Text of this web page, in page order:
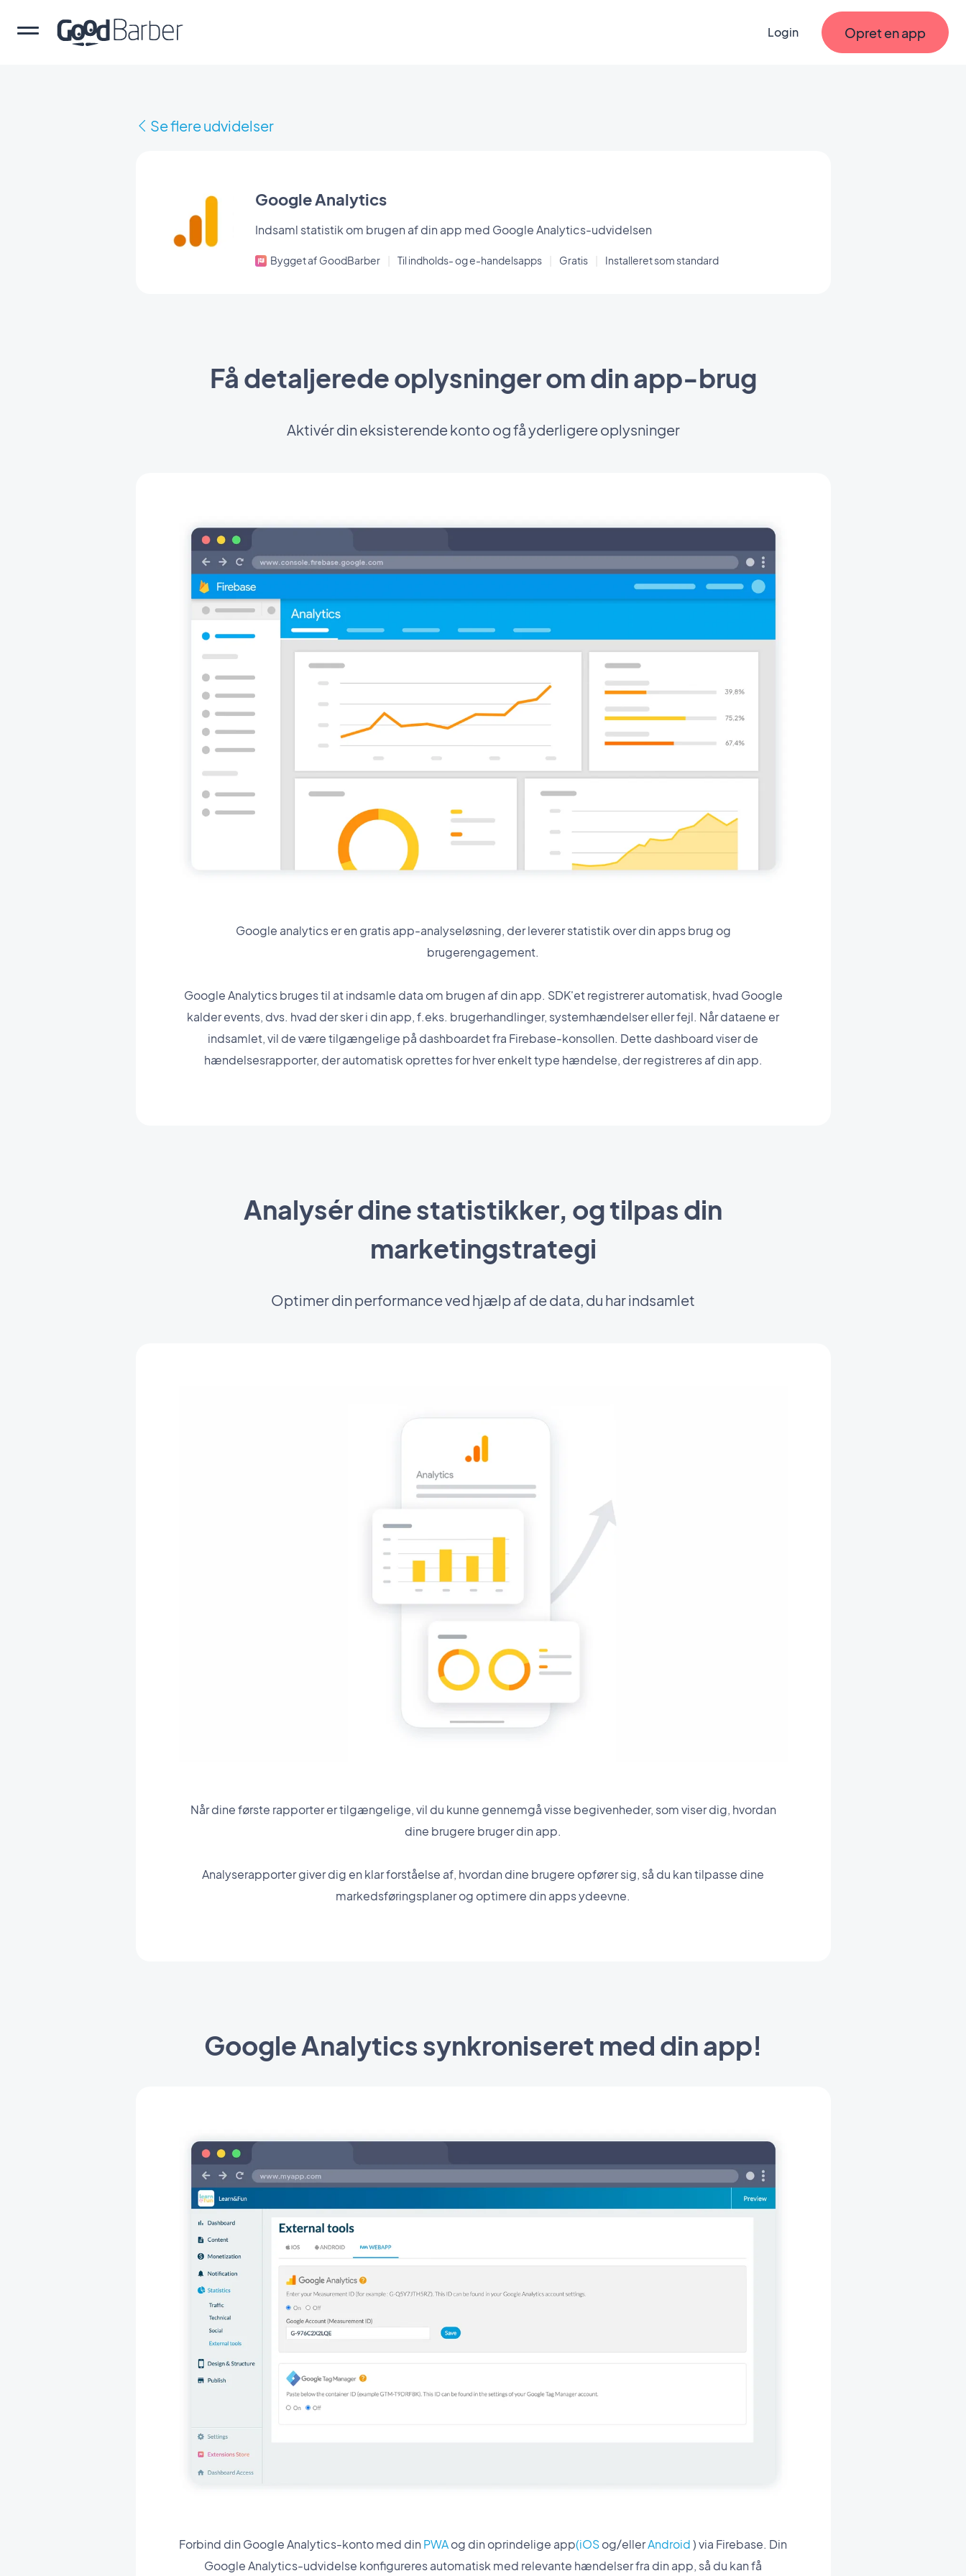
Login Opret en app
Se flere udvidelser
Google Analytics
Indsaml statistik om brugen af din app med Google Analytics-udvidelsen
Bygget af GoodBarber Til indholds- og e-handelsapps Gratis Installeret som standard
Få detaljerede oplysninger om din app-brug
Aktivér din eksisterende konto og få yderligere oplysninger
Google analytics er en gratis app-analyseløsning, der leverer statistik over din apps brug og
brugerengagement.
Google Analytics bruges til at indsamle data om brugen af din app. SDK'et registrerer automatisk, hvad Google
kalder events, dvs. hvad der sker i din app, f.eks. brugerhandlinger, systemhændelser eller fejl. Når dataene er
indsamlet, vil de være tilgængelige på dashboardet fra Firebase-konsollen. Dette dashboard viser de
hændelsesrapporter, der automatisk oprettes for hver enkelt type hændelse, der registreres af din app.
Analysér dine statistikker, og tilpas din
marketingstrategi
Optimer din performance ved hjælp af de data, du har indsamlet
Når dine første rapporter er tilgængelige, vil du kunne gennemgå visse begivenheder, som viser dig, hvordan
dine brugere bruger din app.
Analyserapporter giver dig en klar forståelse af, hvordan dine brugere opfører sig, så du kan tilpasse dine
markedsføringsplaner og optimere din apps ydeevne.
Google Analytics synkroniseret med din app!
Forbind din Google Analytics-konto med din PWAog din oprindelige app(iOSog/ellerAndroid) via Firebase. Din
Google Analytics-udvidelse konfigureres automatisk med relevante hændelser fra din app, så du kan få